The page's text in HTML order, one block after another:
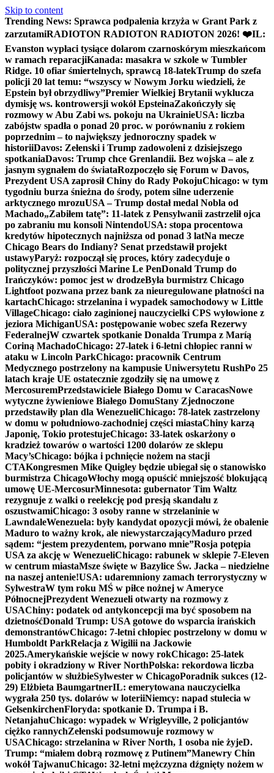
Skip to content
Trending News: Sprawca podpalenia krzyża w Grant Park z
zarzutamiRADIOTON RADIOTON RADIOTON 2026! ❤️IL:
Evanston wypłaci tysiące dolarom czarnoskórym mieszkańcom
w ramach reparacjiKanada: masakra w szkole w Tumbler
Ridge. 10 ofiar śmiertelnych, sprawcą 18-latekTrump do szefa
policji 20 lat temu: “wszyscy w Nowym Jorku wiedzieli, że
Epstein był obrzydliwy”Premier Wielkiej Brytanii wyklucza
dymisję ws. kontrowersji wokół EpsteinaZakończyły się
rozmowy w Abu Zabi ws. pokoju na UkrainieUSA: liczba
zabójstw spadła o ponad 20 proc. w porównaniu z rokiem
poprzednim – to największy jednoroczny spadek w
historiiDavos: Zełenski i Trump zadowoleni z dzisiejszego
spotkaniaDavos: Trump chce Grenlandii. Bez wojska – ale z
jasnym sygnałem do świataRozpoczęło się Forum w Davos,
Prezydent USA zaprosił Chiny do Rady PokojuChicago: w tym
tygodniu burza śnieżna do środy, potem silne uderzenie
arktycznego mrozuUSA – Trump dostał medal Nobla od
Machado„Zabiłem tatę”: 11-latek z Pensylwanii zastrzelił ojca
po zabraniu mu konsoli NintendoUSA: stopa procentowa
kredytów hipotecznych najniższa od ponad 3 latNa mecze
Chicago Bears do Indiany? Senat przedstawił projekt
ustawyParyż: rozpoczął się proces, który zadecyduje o
politycznej przyszłości Marine Le PenDonald Trump do
Irańczyków: pomoc jest w drodzeByła burmistrz Chicago
Lightfoot pozwana przez bank za nieuregulowane płatności na
kartachChicago: strzelanina i wypadek samochodowy w Little
VillageChicago: ciało zaginionej nauczycielki CPS wyłowione z
jeziora MichiganUSA: postępowanie wobec szefa Rezerwy
FederalnejW czwartek spotkanie Donalda Trumpa z Maríą
Coriną MachadoChicago: 27-latek i 6-letni chłopiec ranni w
ataku w Lincoln ParkChicago: pracownik Centrum
Medycznego postrzelony na kampusie Uniwersytetu RushPo 25
latach kraje UE ostatecznie zgodziły się na umowę z
MercosuremPrzedstawiciele Białego Domu w CaracasNowe
wytyczne żywieniowe Białego DomuStany Zjednoczone
przedstawiły plan dla WenezueliChicago: 78-latek zastrzelony
w domu w południowo-zachodniej części miastaChiny karzą
Japonię, Tokio protestujeChicago: 33-latek oskarżony o
kradzież towarów o wartości 1200 dolarów ze sklepu
Macy’sChicago: bójka i pchnięcie nożem na stacji
CTAKongresmen Mike Quigley będzie ubiegał się o stanowisko
burmistrza ChicagoWłochy mogą opuścić mniejszość blokującą
umowę UE-MercosurMinnesota: gubernator Tim Waltz
rezygnuje z walki o reelekcję pod presją skandalu z
oszustwamiChicago: 3 osoby ranne w strzelaninie w
LawndaleWenezuela: były kandydat opozycji mówi, że obalenie
Maduro to ważny krok, ale niewystarczającyMaduro przed
sądem: “jestem prezydentem, porwano mnie”Rosja potępia
USA za akcję w WenezueliChicago: rabunek w sklepie 7-Eleven
w centrum miastaMsze święte w Bazylice Św. Jacka – niedzielne
na naszej antenie!USA: udaremniony zamach terrorystyczny w
SylwestraW tym roku MŚ w piłce nożnej w Ameryce
PółnocnejPrezydent Wenezueli otwarty na rozmowy z
USAChiny: podatek od antykoncepcji ma być sposobem na
dzietnośćDonald Trump: USA gotowe do wsparcia irańskich
demonstrantówChicago: 7-letni chłopiec postrzelony w domu w
Humboldt ParkRelacja z Wigilii na Jackowie
2025.Amerykańskie wejście w nowy rokChicago: 25-latek
pobity i okradziony w River NorthPolska: rekordowa liczba
policjantów w służbieSylwester w ChicagoPoradnik sukces (12-
29) Elżbieta BaumgartnerIL: emerytowana nauczycielka
wygrała 250 tys. dolarów w loteriiNiemcy: napad stulecia w
GelsenkirchenFloryda: spotkanie D. Trumpa i B.
NetanjahuChicago: wypadek w Wrigleyville, 2 policjantów
ciężko rannychZełenski podsumowuje rozmowy w
USAChicago: strzelanina w River North, 1 osoba nie żyjeD.
Trump: “miałem dobrą rozmowę z Putinem”Manewry Chin
wokół TajwanuChicago: 32-letni mężczyzna dźgnięty nożem w